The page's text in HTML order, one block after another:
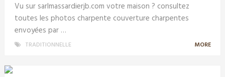
Vu sur sarlmassardierjb.com votre maison ? consultez
toutes les photos charpente couverture charpentes
envoyées par …
TRADITIONNELLE MORE